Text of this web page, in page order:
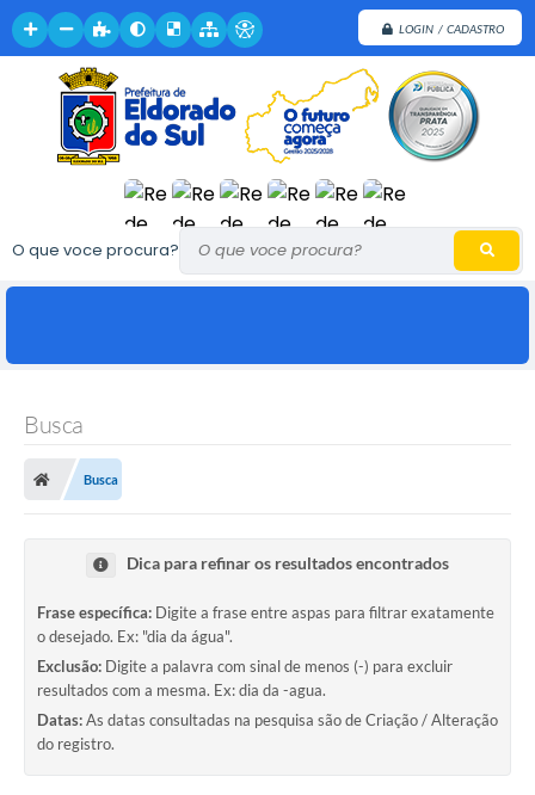
LOGIN / CADASTRO
O que voce procura?
Busca
Busca
Dica para refinar os resultados encontrados
Frase específica: Digite a frase entre aspas para filtrar exatamente
o desejado. Ex: "dia da água".
Exclusão: Digite a palavra com sinal de menos (-) para excluir
resultados com a mesma. Ex: dia da -agua.
Datas:As datas consultadas na pesquisa são de Criação / Alteração
do registro.